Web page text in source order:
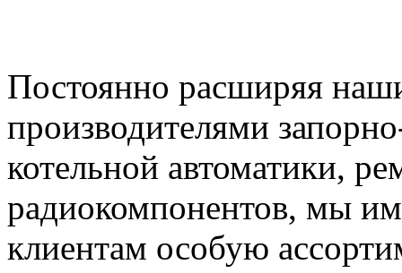
Постоянно расширяя
производителями
котельной автоматики,
радиокомпонентов, мы
клиентам особую